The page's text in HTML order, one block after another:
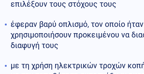
επιλέξουν τους στόχους τους
έφεραν βαρύ οπλισμό, τον οποίο ήταν
χρησιμοποιήσουν προκειμένου να
διαφυγή τους
με τη χρήση ηλεκτρικών τροχών